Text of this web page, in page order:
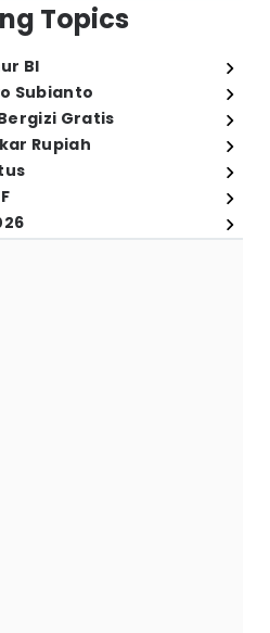
Topics
BI
Subianto
Gratis
Rupiah